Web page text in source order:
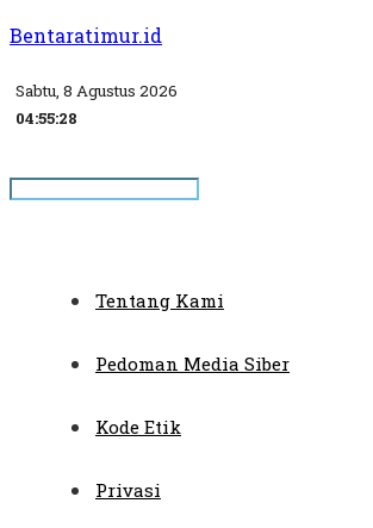
Bentaratimur.id
Sabtu, 8 Agustus 2026
04:55:28
Tentang Kami
Pedoman Media Siber
Kode Etik
Privasi